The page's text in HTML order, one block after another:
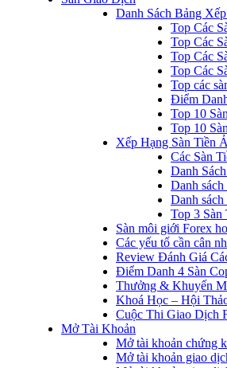
Danh Sách Bảng
Top Các
Top Các
Top Các
Top Các
Top các
Điểm
Top 10
Top 10
Xếp Hạng Sàn Tiền
Các Sàn
Danh
Danh
Danh
Top 3
Sàn môi giới Forex
Các yếu tố cần cân
Review Đánh Giá
Điểm Danh 4 Sàn
Thưởng & Khuyến
Khoá Học – Hội
Cuộc Thi Giao Dịch
Mở Tài Khoản
Mở tài khoản chứng
Mở tài khoản giao